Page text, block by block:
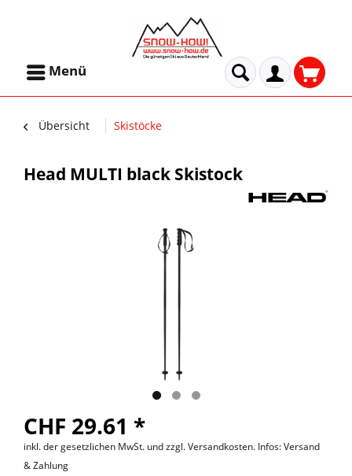
Menü
Übersicht Skistöcke
Head MULTI black Skistock
CHF 29.61 *
inkl. der gesetzlichen MwSt. undzzgl. Versandkosten. Infos: Versand
& Zahlung